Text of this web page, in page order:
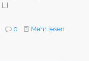
[…]
0 Mehr lesen